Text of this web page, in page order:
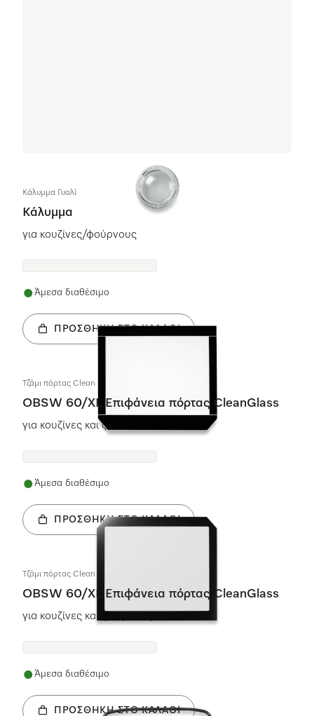
Κάλυμμα Γυαλί
Κάλυμμα
για κουζίνες/φούρνους
Άμεσα διαθέσιμο
ΠΡΟΣΘΉΚΗ ΣΤΟ ΚΑΛΆΘΙ
Τζάμι πόρτας Cleαn γυαλί OBSW 60/XL
OBSW 60/XL Επιφάνεια πόρτας CleanGlass
για κουζίνες και φούρνους
Άμεσα διαθέσιμο
ΠΡΟΣΘΉΚΗ ΣΤΟ ΚΑΛΆΘΙ
Τζάμι πόρτας Cleαn γυαλί obsw 60/XL
OBSW 60/XL Επιφάνεια πόρτας CleanGlass
για κουζίνες και φούρνους
Άμεσα διαθέσιμο
ΠΡΟΣΘΉΚΗ ΣΤΟ ΚΑΛΆΘΙ